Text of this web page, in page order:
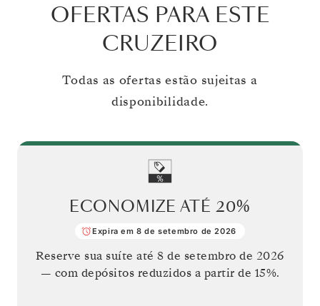
OFERTAS PARA ESTE
CRUZEIRO
Todas as ofertas estão sujeitas a
disponibilidade.
ECONOMIZE ATÉ 20%
Expira em 8 de setembro de 2026
Reserve sua suíte até8 de setembro de 2026
— com depósitos reduzidos a partir de 15%.